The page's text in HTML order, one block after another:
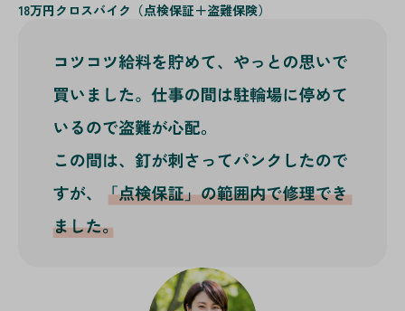
18万円 クロスバイク（点検保証＋盗難保険）